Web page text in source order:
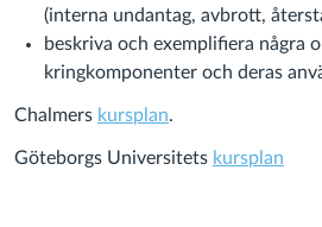
(interna undantag, avbrott,
beskriva och exemplifiera några
kringkomponenter och deras
Chalmers kursplan.
Göteborgs Universitets kursplan